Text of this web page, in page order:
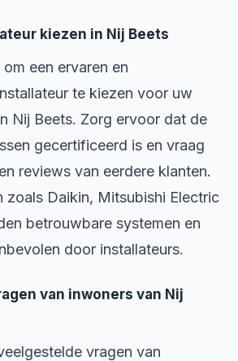
kiezen in Nij Beets
een ervaren en
te kiezen voor uw
Nij Beets. Zorg ervoor dat de
gecertificeerd is en vraag
reviews van eerdere klanten.
zoals Daikin, Mitsubishi Electric
betrouwbare systemen en
door installateurs.
van inwoners van Nij
vragen van